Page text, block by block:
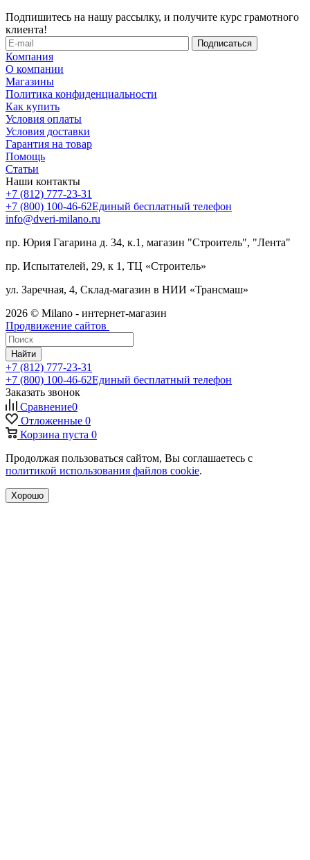
Подпишитесь на нашу рассылку, и получите курс грамотного
клиента!
Компания
О компании
Магазины
Политика конфиденциальности
Как купить
Условия оплаты
Условия доставки
Гарантия на товар
Помощь
Статьи
Наши контакты
+7 (812) 777-23-31
+7 (800) 100-46-62Единый бесплатный телефон
info@dveri-milano.ru
пр. Юрия Гагарина д. 34, к.1, магазин "Строитель", "Лента"
пр. Испытателей, 29, к 1, ТЦ «Строитель»
ул. Заречная, 4, Склад-магазин в НИИ «Трансмаш»
2026 © Milano - интернет-магазин
Продвижение сайтов
Найти
+7 (812) 777-23-31
+7 (800) 100-46-62Единый бесплатный телефон
Заказать звонок
Сравнение0
Отложенные 0
Корзина пуста 0
Продолжая пользоваться сайтом, Вы соглашаетесь с
политикой использования файлов cookie.
Хорошо